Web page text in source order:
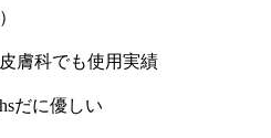
膚科でも使用実績
だに優しい